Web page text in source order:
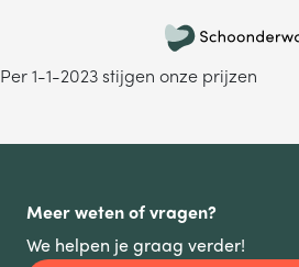
Per 1-1-2023 stijgen onze prijzen
Meer weten of vragen?
We helpen je graag verder!
Plan een
Wil je graag gebeld worden om
en we bellen je!
MA DI